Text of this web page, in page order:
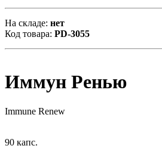
На складе: нет
Код товара: PD-3055
Иммун Ренью
Immune Renew
90 капс.